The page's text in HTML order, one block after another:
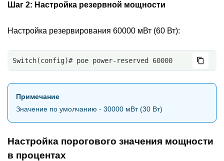
Шаг 2: Настройка резервной мощности
Настройка резервирования 60000 мВт (60 Вт):
Switch(config)# poe power-reserved 60000
Примечание
Значение по умолчанию - 30000 мВт (30 Вт)
Настройка порогового значения мощности
в процентах